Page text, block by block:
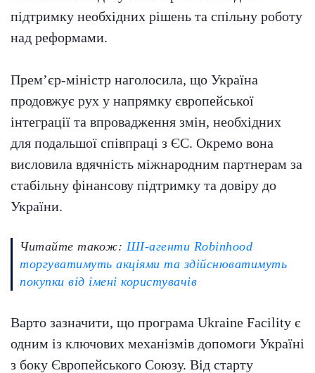
підтримку необхідних рішень та спільну роботу
над реформами.
Прем’єр-міністр наголосила, що Україна
продовжує рух у напрямку європейської
інтеграції та впровадження змін, необхідних
для подальшої співпраці з ЄС. Окремо вона
висловила вдячність міжнародним партнерам за
стабільну фінансову підтримку та довіру до
України.
Читайте також: ШІ-агенти Robinhood
торгуватимуть акціями та здійснюватимуть
покупки від імені користувачів
Варто зазначити, що програма Ukraine Facility є
одним із ключових механізмів допомоги Україні
з боку Європейського Союзу. Від старту